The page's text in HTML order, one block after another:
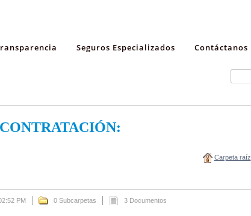
Seguros Especializados Contáctanos
Carpeta raíz
PM 0 Subcarpetas 3 Documentos